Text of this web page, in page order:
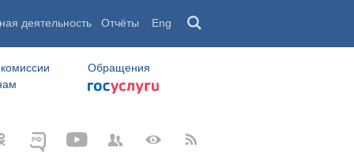
деятельность Отчёты Eng
Обращения